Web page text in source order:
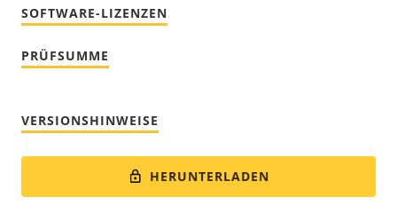
SOFTWARE-LIZENZEN
PRÜFSUMME
VERSIONSHINWEISE
HERUNTERLADEN